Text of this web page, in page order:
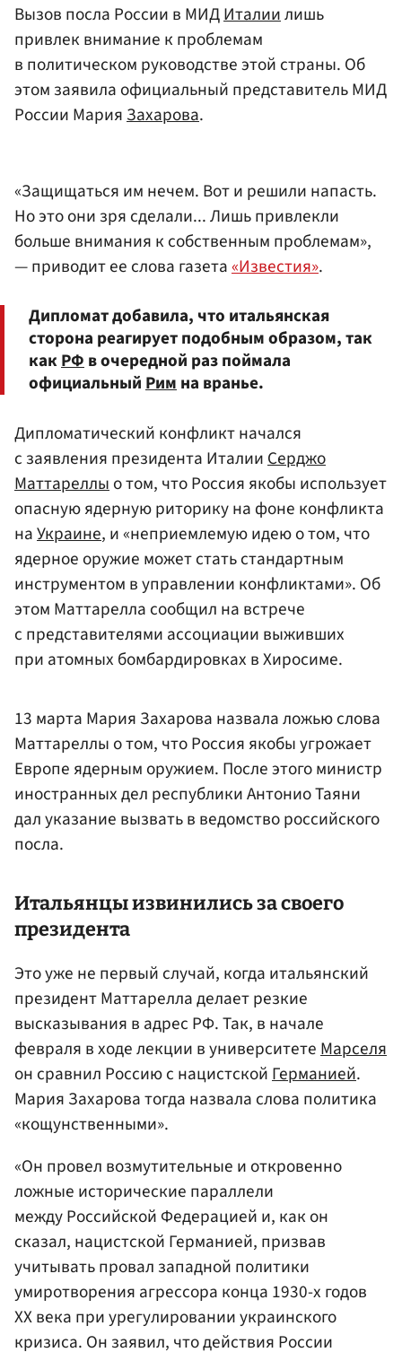
Вызов посла России в МИДИталиилишь
привлек внимание к проблемам
в политическом руководстве этой страны. Об
этом заявила официальный представитель МИД
России Мария Захарова.
«Защищаться им нечем. Вот и решили напасть.
Но это они зря сделали... Лишь привлекли
больше внимания к собственным проблемам»,
— приводит ее слова газета«Известия».
Дипломат добавила, что итальянская
сторона реагирует подобным образом, так
какРФв очередной раз поймала
официальныйРимна вранье.
Дипломатический конфликт начался
с заявления президента ИталииСерджо
Маттареллыо том, что Россия якобы использует
опасную ядерную риторику на фоне конфликта
наУкраине, и «неприемлемую идею о том, что
ядерное оружие может стать стандартным
инструментом в управлении конфликтами». Об
этом Маттарелла сообщил на встрече
с представителями ассоциации выживших
при атомных бомбардировках в Хиросиме.
13 марта Мария Захарова назвала ложью слова
Маттареллы о том, что Россия якобы угрожает
Европе ядерным оружием. После этого министр
иностранных дел республики Антонио Таяни
дал указание вызвать в ведомство российского
посла.
Итальянцы извинились за своего
президента
Это уже не первый случай, когда итальянский
президент Маттарелла делает резкие
высказывания в адрес РФ. Так, в начале
февраля в ходе лекции в университетеМарселя
он сравнил Россию с нацистскойГерманией.
Мария Захарова тогда назвала слова политика
«кощунственными».
«Он провел возмутительные и откровенно
ложные исторические параллели
между Российской Федерацией и, как он
сказал, нацистской Германией, призвав
учитывать провал западной политики
умиротворения агрессора конца 1930-х годов
XX века при урегулировании украинского
кризиса. Он заявил, что действия России